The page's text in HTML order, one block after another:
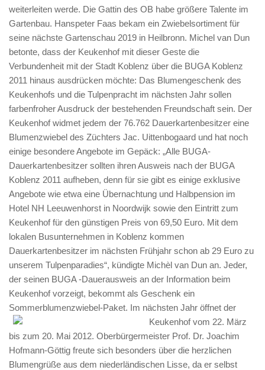
weiterleiten werde. Die Gattin des OB habe größere Talente im
Gartenbau. Hanspeter Faas bekam ein Zwiebelsortiment für
seine nächste Gartenschau 2019 in Heilbronn. Michel van Dun
betonte, dass der Keukenhof mit dieser Geste die
Verbundenheit mit der Stadt Koblenz über die BUGA Koblenz
2011 hinaus ausdrücken möchte: Das Blumengeschenk des
Keukenhofs und die Tulpenpracht im nächsten Jahr sollen
farbenfroher Ausdruck der bestehenden Freundschaft sein. Der
Keukenhof widmet jedem der 76.762 Dauerkartenbesitzer eine
Blumenzwiebel des Züchters Jac. Uittenbogaard und hat noch
einige besondere Angebote im Gepäck: „Alle BUGA-
Dauerkartenbesitzer sollten ihren Ausweis nach der BUGA
Koblenz 2011 aufheben, denn für sie gibt es einige exklusive
Angebote wie etwa eine Übernachtung und Halbpension im
Hotel NH Leeuwenhorst in Noordwijk sowie den Eintritt zum
Keukenhof für den günstigen Preis von 69,50 Euro. Mit dem
lokalen Busunternehmen in Koblenz kommen
Dauerkartenbesitzer im nächsten Frühjahr schon ab 29 Euro zu
unserem Tulpenparadies“, kündigte Michèl van Dun an. Jeder,
der seinen BUGA -Dauerausweis an der Information beim
Keukenhof vorzeigt, bekommt als Geschenk ein
Sommerblumenzwiebel-Paket. Im nächsten Jahr öffnet der
Keukenhof vom 22. März
bis zum 20. Mai 2012. Oberbürgermeister Prof. Dr. Joachim
Hofmann-Göttig freute sich besonders über die herzlichen
Blumengrüße aus dem niederländischen Lisse, da er selbst